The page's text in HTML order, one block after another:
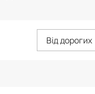
Від дорогих